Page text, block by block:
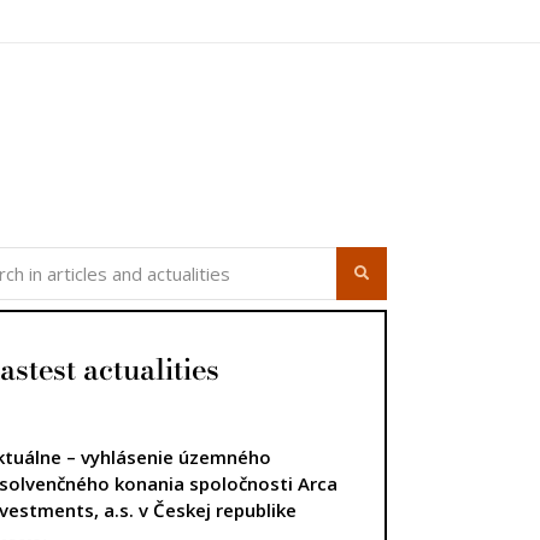
actualities
– vyhlásenie územného
konania spoločnosti Arca
a.s. v Českej republike